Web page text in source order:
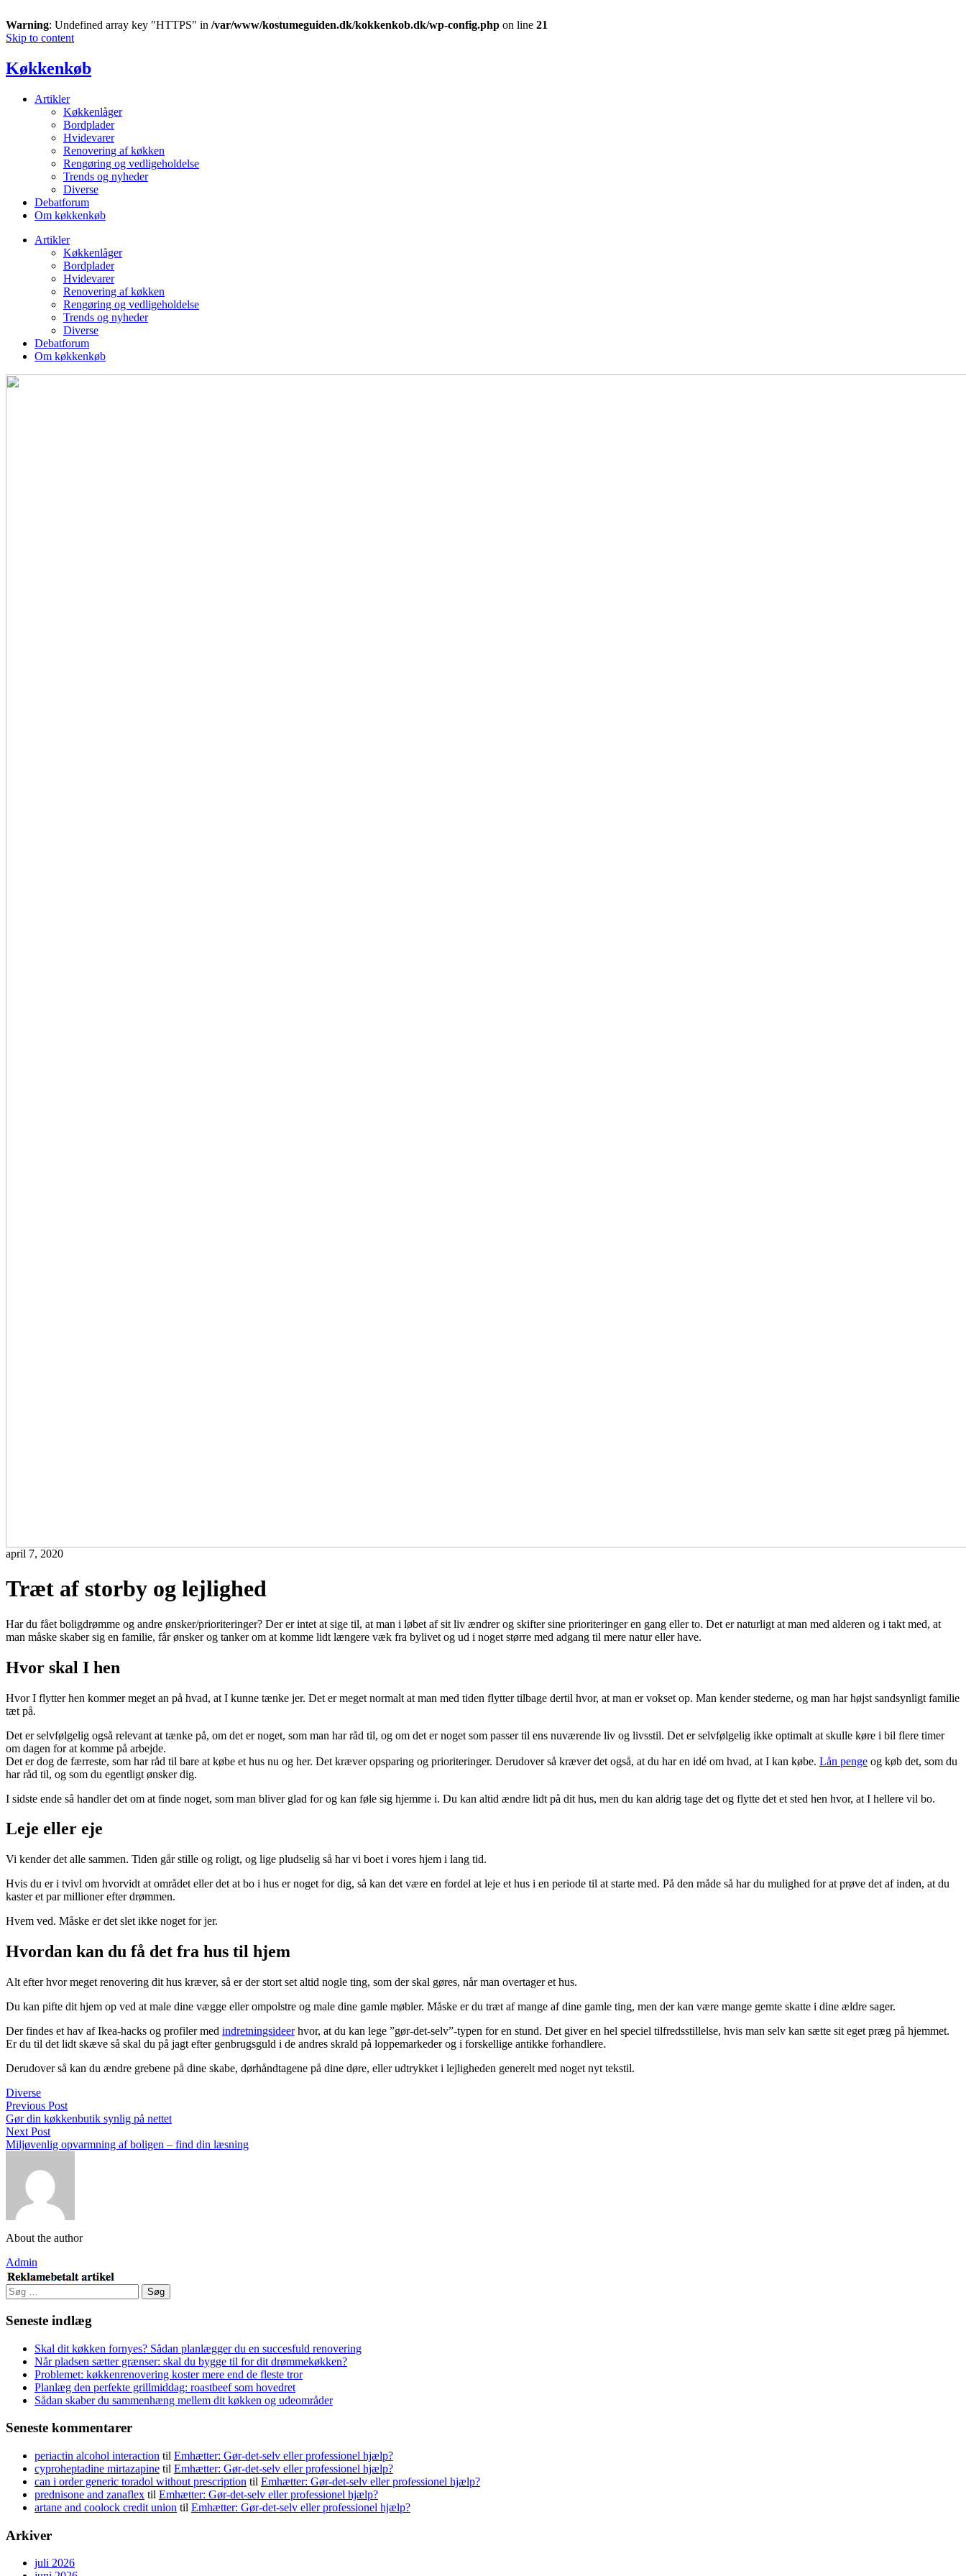
Warning: Undefined array key "HTTPS" in /var/www/kostumeguiden.dk/kokkenkob.dk/wp-config.php on line 21
Skip to content
Køkkenkøb
Artikler
Køkkenlåger
Bordplader
Hvidevarer
Renovering af køkken
Rengøring og vedligeholdelse
Trends og nyheder
Diverse
Debatforum
Om køkkenkøb
Artikler
Køkkenlåger
Bordplader
Hvidevarer
Renovering af køkken
Rengøring og vedligeholdelse
Trends og nyheder
Diverse
Debatforum
Om køkkenkøb
april 7, 2020
Træt af storby og lejlighed
Har du fået boligdrømme og andre ønsker/prioriteringer? Der er intet at sige til, at man i løbet af sit liv ændrer og skifter sine prioriteringer en gang eller to. Det er naturligt at man med alderen og i takt med, at
man måske skaber sig en familie, får ønsker og tanker om at komme lidt længere væk fra bylivet og ud i noget større med adgang til mere natur eller have.
Hvor skal I hen
Hvor I flytter hen kommer meget an på hvad, at I kunne tænke jer. Det er meget normalt at man med tiden flytter tilbage dertil hvor, at man er vokset op. Man kender stederne, og man har højst sandsynligt familie
tæt på.
Det er selvfølgelig også relevant at tænke på, om det er noget, som man har råd til, og om det er noget som passer til ens nuværende liv og livsstil. Det er selvfølgelig ikke optimalt at skulle køre i bil flere timer
om dagen for at komme på arbejde.
Det er dog de færreste, som har råd til bare at købe et hus nu og her. Det kræver opsparing og prioriteringer. Derudover så kræver det også, at du har en idé om hvad, at I kan købe. Lån penge og køb det, som du
har råd til, og som du egentligt ønsker dig.
I sidste ende så handler det om at finde noget, som man bliver glad for og kan føle sig hjemme i. Du kan altid ændre lidt på dit hus, men du kan aldrig tage det og flytte det et sted hen hvor, at I hellere vil bo.
Leje eller eje
Vi kender det alle sammen. Tiden går stille og roligt, og lige pludselig så har vi boet i vores hjem i lang tid.
Hvis du er i tvivl om hvorvidt at området eller det at bo i hus er noget for dig, så kan det være en fordel at leje et hus i en periode til at starte med. På den måde så har du mulighed for at prøve det af inden, at du
kaster et par millioner efter drømmen.
Hvem ved. Måske er det slet ikke noget for jer.
Hvordan kan du få det fra hus til hjem
Alt efter hvor meget renovering dit hus kræver, så er der stort set altid nogle ting, som der skal gøres, når man overtager et hus.
Du kan pifte dit hjem op ved at male dine vægge eller ompolstre og male dine gamle møbler. Måske er du træt af mange af dine gamle ting, men der kan være mange gemte skatte i dine ældre sager.
Der findes et hav af Ikea-hacks og profiler med indretningsideerhvor, at du kan lege ”gør-det-selv”-typen for en stund. Det giver en hel speciel tilfredsstillelse, hvis man selv kan sætte sit eget præg på hjemmet.
Er du til det lidt skæve så skal du på jagt efter genbrugsguld i de andres skrald på loppemarkeder og i forskellige antikke forhandlere.
Derudover så kan du ændre grebene på dine skabe, dørhåndtagene på dine døre, eller udtrykket i lejligheden generelt med noget nyt tekstil.
Diverse
Previous Post
Gør din køkkenbutik synlig på nettet
Next Post
Miljøvenlig opvarmning af boligen – find din læsning
About the author
Admin
Søg
efter:
Seneste indlæg
Skal dit køkken fornyes? Sådan planlægger du en succesfuld renovering
Når pladsen sætter grænser: skal du bygge til for dit drømmekøkken?
Problemet: køkkenrenovering koster mere end de fleste tror
Planlæg den perfekte grillmiddag: roastbeef som hovedret
Sådan skaber du sammenhæng mellem dit køkken og udeområder
Seneste kommentarer
periactin alcohol interaction til Emhætter: Gør-det-selv eller professionel hjælp?
cyproheptadine mirtazapine til Emhætter: Gør-det-selv eller professionel hjælp?
can i order generic toradol without prescription til Emhætter: Gør-det-selv eller professionel hjælp?
prednisone and zanaflex til Emhætter: Gør-det-selv eller professionel hjælp?
artane and coolock credit union til Emhætter: Gør-det-selv eller professionel hjælp?
Arkiver
juli 2026